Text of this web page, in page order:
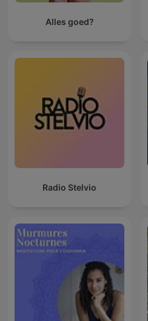
Alles goed?
Radio Stelvio